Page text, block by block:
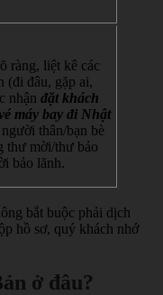
ràng, liệt kê các
(đi đâu, gặp ai,
nhận đặt khách
máy bay đi Nhật
thân/bạn bè
thư mời/thư bảo
bảo lãnh.
bắt buộc phải dịch
hồ sơ, quý khách nhớ
ở đâu?